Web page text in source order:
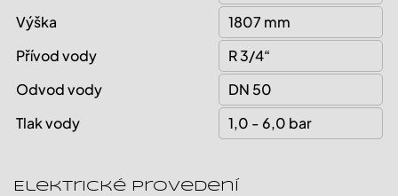
Výška
1807 mm
Přívod vody
R 3/4“
Odvod vody
DN 50
Tlak vody
1,0 - 6,0 bar
Elektrické provedení